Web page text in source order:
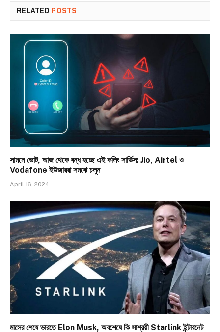
RELATED POSTS
সামনে ভোট, আজ থেকে বন্ধ হচ্ছে এই কলিং সার্ভিস: Jio, Airtel ও
Vodafone ইউজাররা সমঝে চলুন
April 16, 2024
মাসের শেষে ভারতে Elon Musk, অবশেষে কি সাশ্রয়ী Starlink ইন্টারনেট